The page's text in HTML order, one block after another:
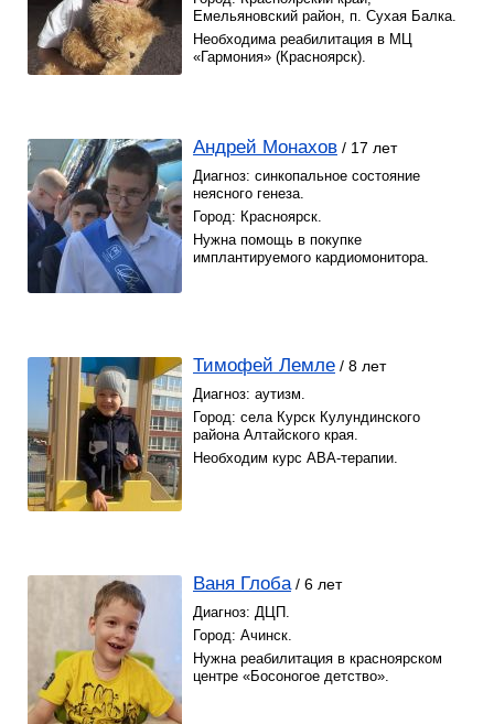
Емельяновский район, п. Сухая Балка.
Необходима реабилитация в МЦ
«Гармония» (Красноярск).
Андрей Монахов / 17 лет
Диагноз: синкопальное состояние
неясного генеза.
Город: Красноярск.
Нужна помощь в покупке
имплантируемого кардиомонитора.
Тимофей Лемле / 8 лет
Диагноз: аутизм.
Город: села Курск Кулундинского
района Алтайского края.
Необходим курс АВА-терапии.
Ваня Глоба / 6 лет
Диагноз: ДЦП.
Город: Ачинск.
Нужна реабилитация в красноярском
центре «Босоногое детство».